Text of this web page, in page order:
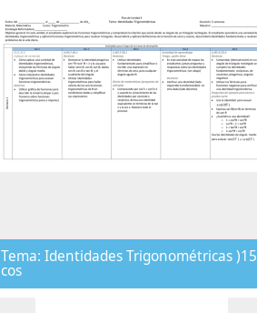
Tema: Identidades Trigonométricas )15
cos